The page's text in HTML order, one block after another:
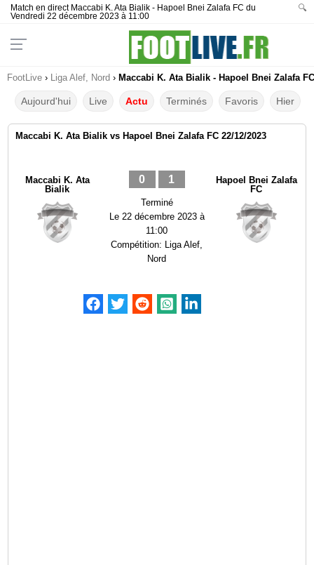
Match en direct Maccabi K. Ata Bialik - Hapoel Bnei Zalafa FC du
Vendredi 22 décembre 2023 à 11:00
🔍
FootLive › Liga Alef, Nord › Maccabi K. Ata Bialik - Hapoel Bnei Zalafa
Aujourd'hui Live Actu Terminés Favoris Hier
Maccabi K. Ata Bialik vs Hapoel Bnei Zalafa FC 22/12/2023
Maccabi K. Ata
Bialik
0 1
Terminé
Le 22 décembre 2023 à
11:00
Compétition: Liga Alef,
Nord
Hapoel Bnei Zalafa
FC